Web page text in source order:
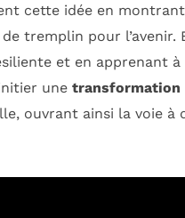
cette idée en
tremplin pour l’avenir.
et en apprenant à
une transformation
ouvrant ainsi la voie à